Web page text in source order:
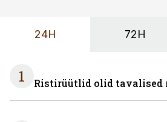
24H 72H
1 Ristirüütlid olid tavalised